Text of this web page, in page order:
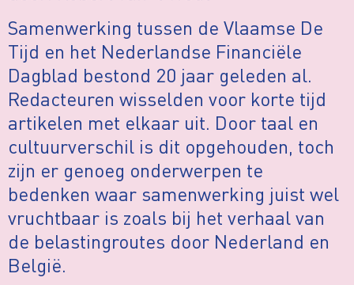
Samenwerking tussen de Vlaamse De
Tijd en het Nederlandse Financiële
Dagblad bestond 20 jaar geleden al.
Redacteuren wisselden voor korte tijd
artikelen met elkaar uit. Door taal en
cultuurverschil is dit opgehouden, toch
zijn er genoeg onderwerpen te
bedenken waar samenwerking juist wel
vruchtbaar is zoals bij het verhaal van
de belastingroutes door Nederland en
België.